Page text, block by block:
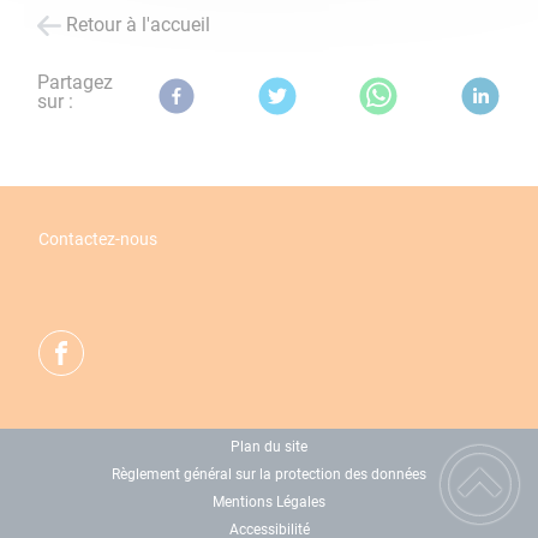
Retour à l'accueil
Partagez
sur :
Contactez-nous
Plan du site
Règlement général sur la protection des données
Mentions Légales
Accessibilité